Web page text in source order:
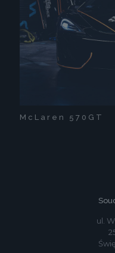
McLaren 570GT
ul.